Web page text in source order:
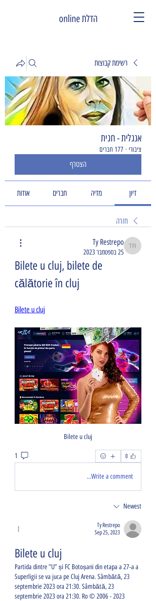
הדלת online
רשימת קבוצות
אנגלית - חגית
ציבורי · 177 חברים
הצטרף
דיון מדיה חברים אודות
חזרה
Ty Restrepo
Ty Restrepo
25 בספטמבר 2023
Bilete u cluj, bilete de
călătorie în cluj
Bilete u cluj
Bilete u cluj
0
1
Write a comment...
Newest
Ty Restrepo
Sep 25, 2023
Bilete u cluj
Partida dintre ”U” și FC Botoșani din etapa a 27-a a
Superligii se va juca pe Cluj Arena. Sâmbătă, 23
septembrie 2023 ora 21:30. Sâmbătă, 23
septembrie 2023 ora 21:30. Ro © 2006 - 2023